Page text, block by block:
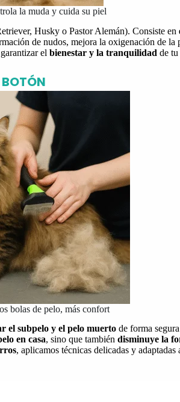
la muda y cuida su piel
Husky o Pastor Alemán). Consiste en
de nudos, mejora la oxigenación de
el bienestar y la tranquilidad de
BOTÓN
bolas de pelo, más confort
el subpelo y el pelo muerto de forma
en casa, sino que también disminuye la
, aplicamos técnicas delicadas y